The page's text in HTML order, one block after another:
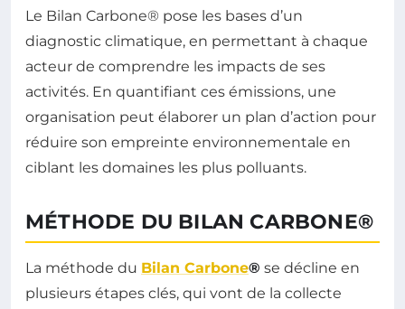
Le Bilan Carbone® pose les bases d’un
diagnostic climatique, en permettant à chaque
acteur de comprendre les impacts de ses
activités. En quantifiant ces émissions, une
organisation peut élaborer un plan d’action pour
réduire son empreinte environnementale en
ciblant les domaines les plus polluants.
MÉTHODE DU BILAN CARBONE®
La méthode du Bilan Carbone® se décline en
plusieurs étapes clés, qui vont de la collecte